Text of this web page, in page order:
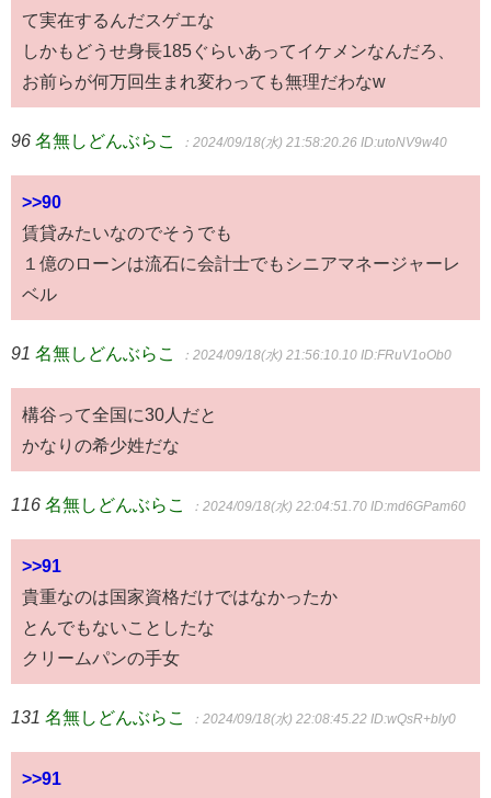
て実在するんだスゲエな
しかもどうせ身長185ぐらいあってイケメンなんだろ、
お前らが何万回生まれ変わっても無理だわなw
96 名無しどんぶらこ ：2024/09/18(水) 21:58:20.26 ID:utoNV9w40
>>90
賃貸みたいなのでそうでも
１億のローンは流石に会計士でもシニアマネージャーレ
ベル
91 名無しどんぶらこ ：2024/09/18(水) 21:56:10.10 ID:FRuV1oOb0
構谷って全国に30人だと
かなりの希少姓だな
116 名無しどんぶらこ ：2024/09/18(水) 22:04:51.70 ID:md6GPam60
>>91
貴重なのは国家資格だけではなかったか
とんでもないことしたな
クリームパンの手女
131 名無しどんぶらこ ：2024/09/18(水) 22:08:45.22 ID:wQsR+bly0
>>91